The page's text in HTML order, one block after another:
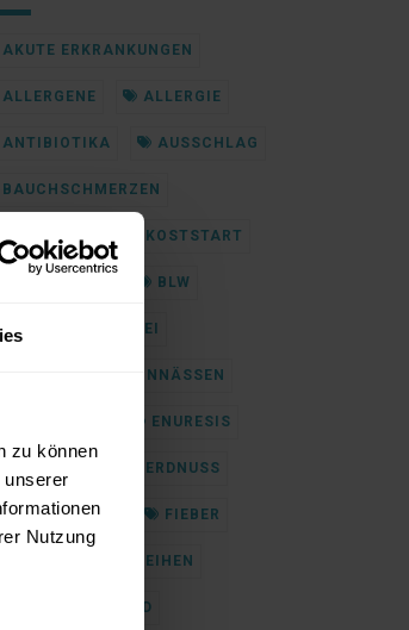
zu können
unserer
Nutzung
AKUTE ERKRANKUNGEN
ALLERGENE ALLERGIE
ANTIBIOTIKA AUSSCHLAG
BAUCHSCHMERZEN
BEIKOST BEIKOSTSTART
BLW
EI
EINNÄSSEN
ENURESIS
ERDNUSS
ESSENLERNEN FIEBER
GEDEIHEN